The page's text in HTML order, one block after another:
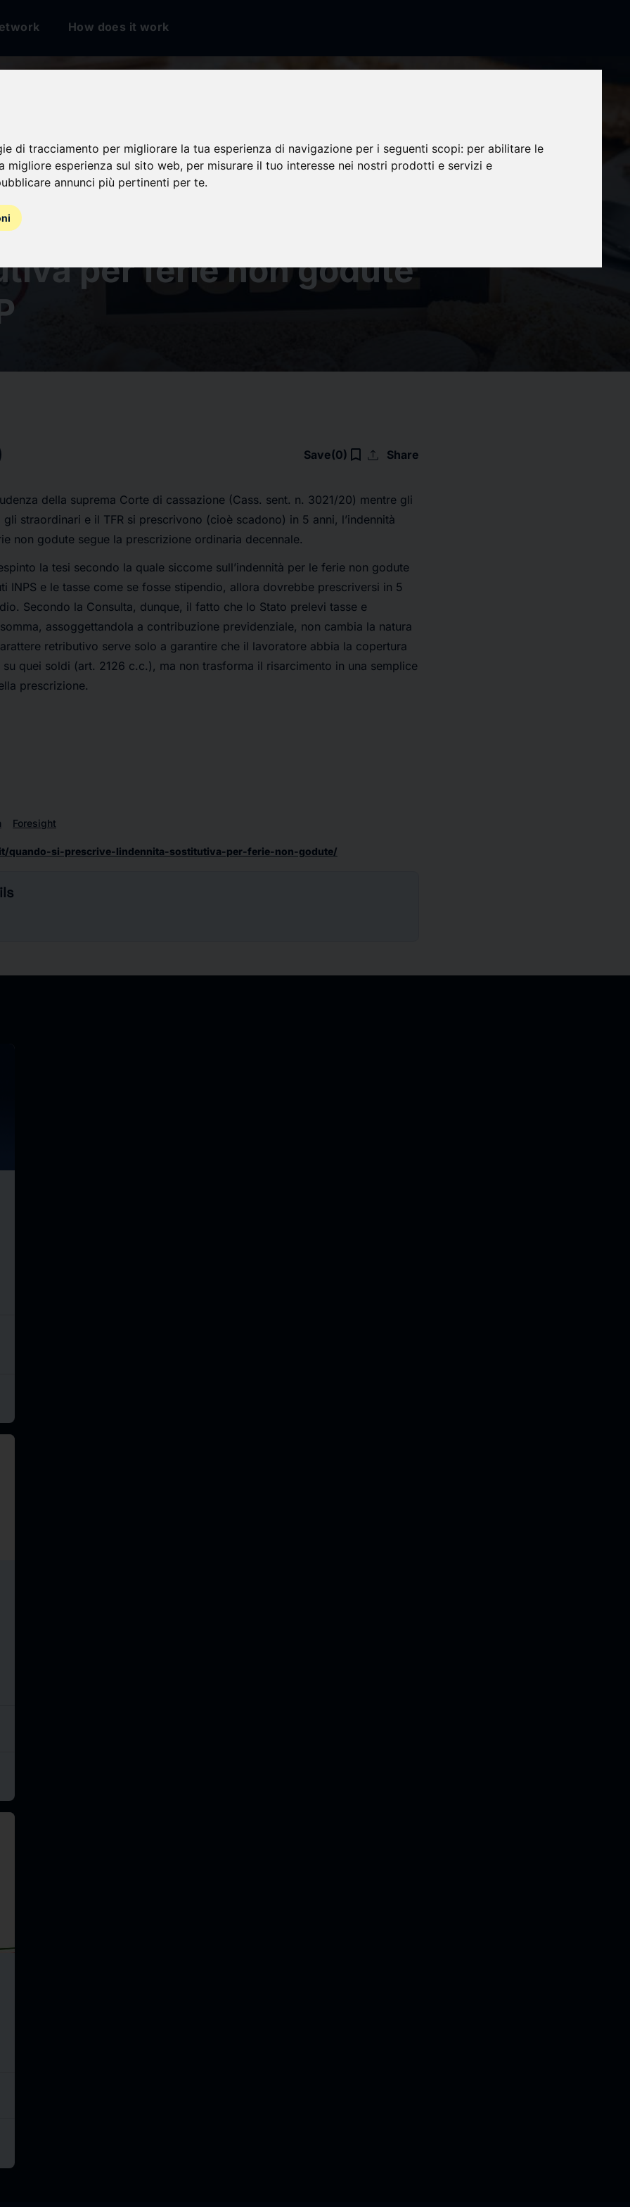
di tracciamento per migliorare la tua esperienza di navigazione per i seguenti scopi: per abilitare le
migliore esperienza sul sito web, per misurare il tuo interesse nei nostri prodotti e servizi e
annunci più pertinenti per te.
How does it work
si prescrive l’indennità
per ferie non godute
Save(0) bookmark_border upload Share
della suprema Corte di cassazione (Cass. sent. n. 3021/20) mentre gli
straordinari e il TFR si prescrivono (cioè scadono) in 5 anni, l’indennità
non godute segue la prescrizione ordinaria decennale.
la tesi secondo la quale siccome sull’indennità per le ferie non godute
INPS e le tasse come se fosse stipendio, allora dovrebbe prescriversi in 5
Secondo la Consulta, dunque, il fatto che lo Stato prelevi tasse e
assoggettandola a contribuzione previdenziale, non cambia la natura
retributivo serve solo a garantire che il lavoratore abbia la copertura
su quei soldi (art. 2126 c.c.), ma non trasforma il risarcimento in una semplice
prescrizione.
Foresight
quando-si-prescrive-lindennita-sostitutiva-per-ferie-non-godute/